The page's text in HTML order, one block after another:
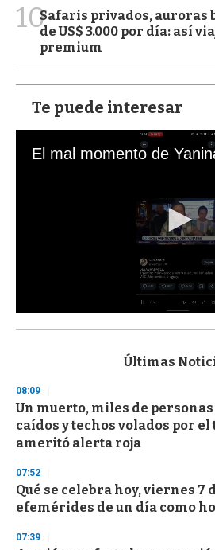
10Safaris privados, auroras
de US$ 3.000 por día: así
premium
Te puede interesar
s
d
s
o
f
3
s
e
c
o
d
s
Últimas
08:09
Un muerto, miles de
caídos y techos volados por
ameritó alerta roja
07:52
Qué se celebra hoy, viernes 7
efemérides de un día como
07:39